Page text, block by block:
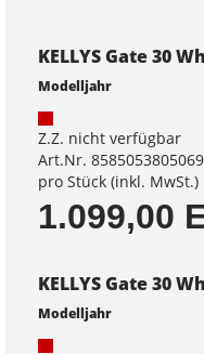
KELLYS Gate 30
Modelljahr
Z.Z. nicht verfügbar
Art.Nr. 8585053805069
pro Stück (inkl. MwSt.)
1.099,00
KELLYS Gate 30
Modelljahr